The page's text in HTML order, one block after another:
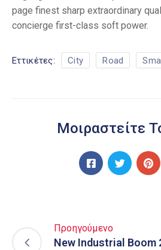
page finest sharp extraordinary
concierge first-class soft power.
Εττικέτες: City Road
Μοιραστείτε
Προηγούμενο
New Industrial Boom